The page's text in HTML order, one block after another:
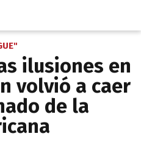
ilusiones en
volvió a caer
de la